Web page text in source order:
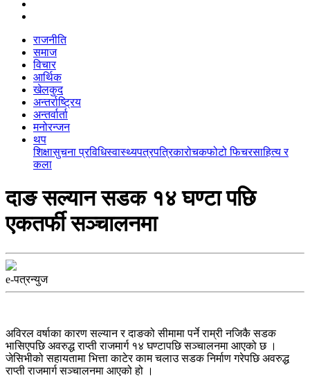
राजनीति
समाज
विचार
आर्थिक
खेलकुद
अन्तर्राष्ट्रिय
अन्तर्वार्ता
मनोरन्जन
थप
शिक्षासुचना प्रविधिस्वास्थ्यपत्रपत्रिकारोचकफोटो फिचरसाहित्य र
कला
दाङ सल्यान सडक १४ घण्टा पछि
एकतर्फी सञ्चालनमा
e-पत्रन्युज
अविरल वर्षाका कारण सल्यान र दाङको सीमामा पर्ने राम्री नजिकै सडक
भासिएपछि अवरुद्ध राप्ती राजमार्ग १४ घण्टापछि सञ्चालनमा आएको छ ।
जेसिभीको सहायतामा भित्ता काटेर काम चलाउ सडक निर्माण गरेपछि अवरुद्ध
राप्ती राजमार्ग सञ्चालनमा आएको हो ।